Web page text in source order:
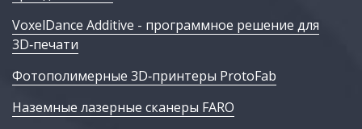
VoxelDance Additive - программное решение для
3D‑печати
Фотополимерные 3D‑принтеры ProtoFab
Наземные лазерные сканеры FARO